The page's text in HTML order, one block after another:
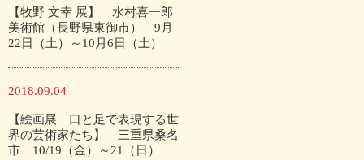
【牧野 文幸 展】 水村喜一郎
美術館（長野県東御市） 9月
22日（土）～10月6日（土）
2018.09.04
【絵画展 口と足で表現する世
界の芸術家たち】 三重県桑名
市 10/19（金）～21（日）